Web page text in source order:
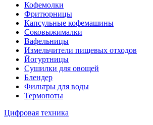
Кофемолки
Фритюрницы
Капсульные кофемашины
Соковыжималки
Вафельницы
Измельчители пищевых отходов
Йогуртницы
Сушилки для овощей
Блендер
Фильтры для воды
Термопоты
Цифровая техника